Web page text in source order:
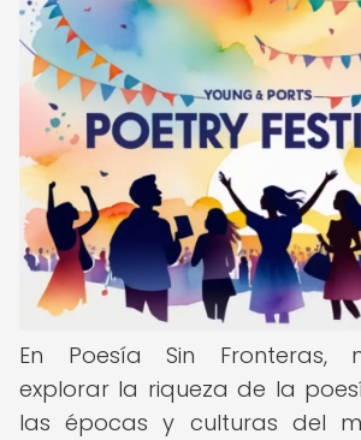
En Poesía Sin Fronteras,
explorar la riqueza de la
las épocas y culturas del